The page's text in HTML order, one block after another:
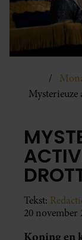
Tekst:
20 november